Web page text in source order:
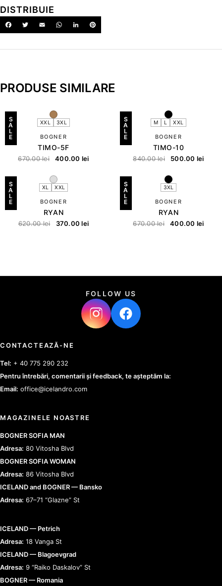
DISTRIBUIE
PRODUSE SIMILARE
S
A
L
E
XXL 3XL
BOGNER
TIMO-5F
670.00lei 400.00 lei
S
A
L
E
M L XXL
BOGNER
TIMO-10
840.00lei 500.00 lei
S
A
L
E
XL XXL
BOGNER
RYAN
620.00lei 370.00lei
S
A
L
E
3XL
BOGNER
RYAN
670.00lei 400.00 lei
FOLLOW US
CONTACTEAZĂ-NE
Tel: + 40 775 290 232
Pentru întrebări, comentarii și feedback, te așteptăm la:
Email: office@icelandro.com
MAGAZINELE NOASTRE
BOGNER SOFIA MAN
Adresa: 80 Vitosha Blvd
BOGNER SOFIA WOMAN
Adresa: 86 Vitosha Blvd
ICELAND and BOGNER — Bansko
Adresa: 67–71 “Glazne” St
ICELAND — Petrich
Adresa: 18 Vanga St
ICELAND — Blagoevgrad
Adresa: 9 “Raiko Daskalov” St
BOGNER — Romania